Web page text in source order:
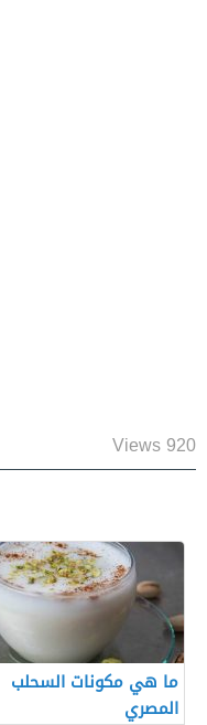
920 Views
ما هي مكونات السحلب
المصري